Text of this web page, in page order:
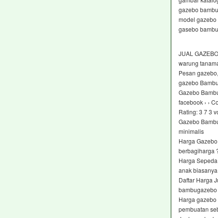
gazebo
model
gasebo
JUAL
warung
Pesan
gazebo
Gazebo
facebook › ›
Rating: 3 7 ‎3
Gazebo
minimalis
Harga
berbagiharga
Harga
anak
Daftar Harga
Harga
pembuatan